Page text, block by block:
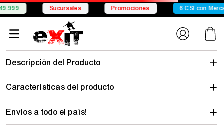
Sucursales Promociones 6 CSI con
Descripción del Producto
Características del producto
Envíos a todo el país!